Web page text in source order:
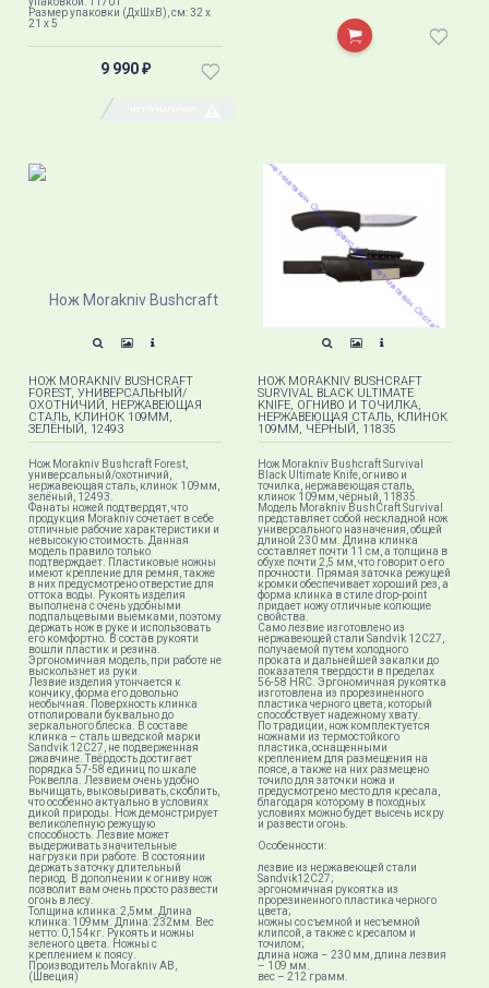
Размер упаковки (ДхШхВ), см: 32 x
21 x 5
9 990 ₽
НОЖ MORAKNIV BUSHCRAFT
FOREST, УНИВЕРСАЛЬНЫЙ/
ОХОТНИЧИЙ, НЕРЖАВЕЮЩАЯ
СТАЛЬ, КЛИНОК 109ММ,
ЗЕЛЁНЫЙ, 12493
Нож Morakniv Bushcraft Forest,
универсальный/охотничий,
нержавеющая сталь, клинок 109мм,
зелёный, 12493.
Фанаты ножей подтвердят, что
продукция Morakniv сочетает в себе
отличные рабочие характеристики и
невысокую стоимость. Данная
модель правило только
подтверждает. Пластиковые ножны
имеют крепление для ремня, также
в них предусмотрено отверстие для
оттока воды. Рукоять изделия
выполнена с очень удобными
подпальцевыми выемками, поэтому
держать нож в руке и использовать
его комфортно. В состав рукояти
вошли пластик и резина.
Эргономичная модель, при работе не
выскользнет из руки.
Лезвие изделия утончается к
кончику, форма его довольно
необычная. Поверхность клинка
отполировали буквально до
зеркального блеска. В составе
клинка – сталь шведской марки
Sandvik 12C27, не подверженная
ржавчине. Твёрдость достигает
порядка 57-58 единиц по шкале
Роквелла. Лезвием очень удобно
вычищать, выковыривать, скоблить,
что особенно актуально в условиях
дикой природы. Нож демонстрирует
великолепную режущую
способность. Лезвие может
выдерживать значительные
нагрузки при работе. В состоянии
держать заточку длительный
период. В дополнении к огниву нож
позволит вам очень просто развести
огонь в лесу.
Толщина клинка: 2,5мм. Длина
клинка: 109мм. Длина: 232мм. Вес
нетто: 0,154кг. Рукоять и ножны
зеленого цвета. Ножны с
креплением к поясу.
Производитель Morakniv AB,
(Швеция)
НОЖ MORAKNIV BUSHCRAFT
SURVIVAL BLACK ULTIMATE
KNIFE, ОГНИВО И ТОЧИЛКА,
НЕРЖАВЕЮЩАЯ СТАЛЬ, КЛИНОК
109ММ, ЧЁРНЫЙ, 11835
Нож Morakniv Bushcraft Survival
Black Ultimate Knife, огниво и
точилка, нержавеющая сталь,
клинок 109мм, чёрный, 11835.
Модель Morakniv BushCraft Survival
представляет собой нескладной нож
универсального назначения, общей
длиной 230 мм. Длина клинка
составляет почти 11 см, а толщина в
обухе почти 2,5 мм, что говорит о его
прочности. Прямая заточка режущей
кромки обеспечивает хороший рез, а
форма клинка в стиле drop-point
придает ножу отличные колющие
свойства.
Само лезвие изготовлено из
нержавеющей стали Sandvik 12C27,
получаемой путем холодного
проката и дальнейшей закалки до
показателя твердости в пределах
56-58 HRC. Эргономичная рукоятка
изготовлена из прорезиненного
пластика черного цвета, который
способствует надежному хвату.
По традиции, нож комплектуется
ножнами из термостойкого
пластика, оснащенными
креплением для размещения на
поясе, а также на них размещено
точило для заточки ножа и
предусмотрено место для кресала,
благодаря которому в походных
условиях можно будет высечь искру
и развести огонь.
Особенности:
лезвие из нержавеющей стали
Sandvik12C27;
эргономичная рукоятка из
прорезиненного пластика черного
цвета;
ножны со съемной и несъемной
клипсой, а также с кресалом и
точилом;
длина ножа – 230 мм, длина лезвия
– 109 мм.
вес – 212 грамм.